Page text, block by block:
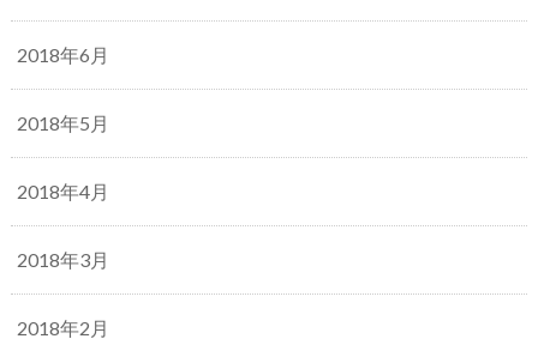
2018年6月
2018年5月
2018年4月
2018年3月
2018年2月